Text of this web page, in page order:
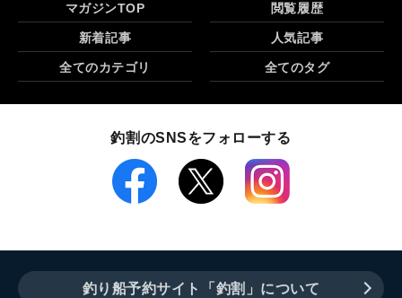
マガジンTOP 閲覧履歴
新着記事 人気記事
全てのカテゴリ 全てのタグ
釣割のSNSをフォローする
釣り船予約サイト「釣割」について